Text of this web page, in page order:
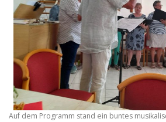
Auf dem Programm stand ein buntes